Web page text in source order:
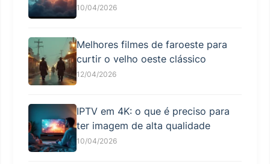
10/04/2026
Melhores filmes de faroeste para
curtir o velho oeste clássico
12/04/2026
IPTV em 4K: o que é preciso para
ter imagem de alta qualidade
10/04/2026